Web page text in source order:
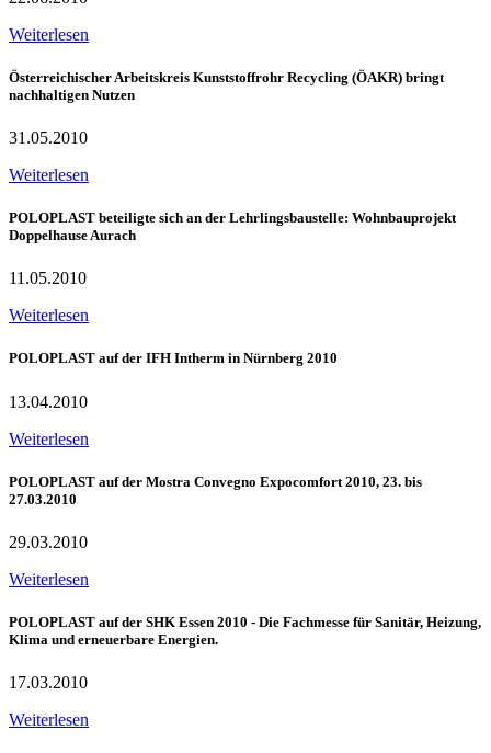
Weiterlesen
Österreichischer Arbeitskreis Kunststoffrohr Recycling (ÖAKR) bringt
nachhaltigen Nutzen
31.05.2010
Weiterlesen
POLOPLAST beteiligte sich an der Lehrlingsbaustelle: Wohnbauprojekt
Doppelhause Aurach
11.05.2010
Weiterlesen
POLOPLAST auf der IFH Intherm in Nürnberg 2010
13.04.2010
Weiterlesen
POLOPLAST auf der Mostra Convegno Expocomfort 2010, 23. bis
27.03.2010
29.03.2010
Weiterlesen
POLOPLAST auf der SHK Essen 2010 - Die Fachmesse für Sanitär, Heizung,
Klima und erneuerbare Energien.
17.03.2010
Weiterlesen